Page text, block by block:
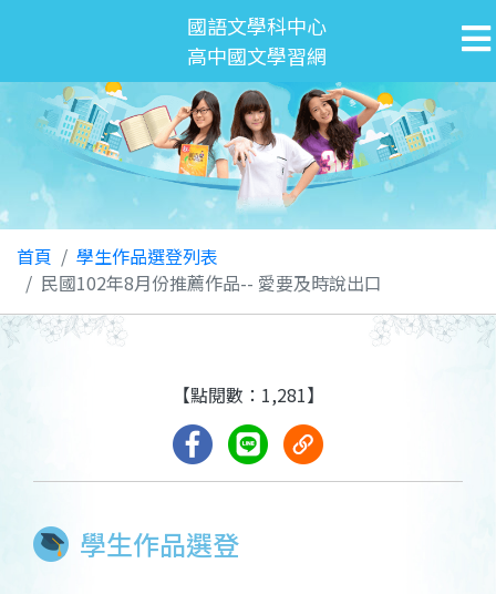
國語文學科中心
高中國文學習網
首頁
學生作品選登列表
民國102年8月份推薦作品-- 愛要及時說出口
學生作品選登
【點閱數：1,281】